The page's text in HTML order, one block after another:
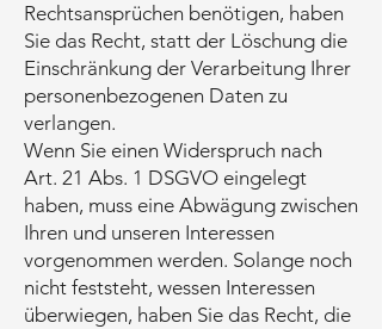
Rechtsansprüchen benötigen, haben
Sie das Recht, statt der Löschung die
Einschränkung der Verarbeitung Ihrer
personenbezogenen Daten zu
verlangen.
Wenn Sie einen Widerspruch nach
Art. 21 Abs. 1 DSGVO eingelegt
haben, muss eine Abwägung zwischen
Ihren und unseren Interessen
vorgenommen werden. Solange noch
nicht feststeht, wessen Interessen
überwiegen, haben Sie das Recht, die